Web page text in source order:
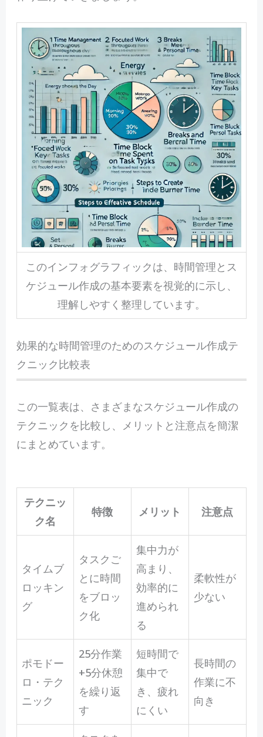
このインフォグラフィックは、時間管理とス
ケジュール作成の基本要素を視覚的に示し、
理解しやすく整理しています。
効果的な時間管理のためのスケジュール作成テ
クニック比較表
この一覧表は、さまざまなスケジュール作成の
テクニックを比較し、メリットと注意点を簡潔
にまとめています。
テクニッ
ク名
特徴 メリット 注意点
タイムブ
ロッキン
グ
タスクご
とに時間
をブロッ
ク化
集中力が
高まり、
効率的に
進められ
る
柔軟性が
少ない
ポモドー
ロ・テク
ニック
25分作業
+5分休憩
を繰り返
す
短時間で
集中で
き、疲れ
にくい
長時間の
作業に不
向き